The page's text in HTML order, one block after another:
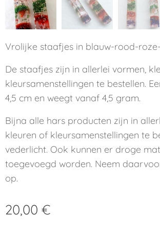
Vrolijke staafjes in blauw-rood-
De staafjes zijn in allerlei vormen,
kleursamenstellingen te bestellen.
4,5 cm en weegt vanaf 4,5 gram.
Bijna alle hars producten zijn in
kleuren of kleursamenstellingen te
vederlicht. Ook kunnen er droge
toegevoegd worden. Neem
op.
20,00 €